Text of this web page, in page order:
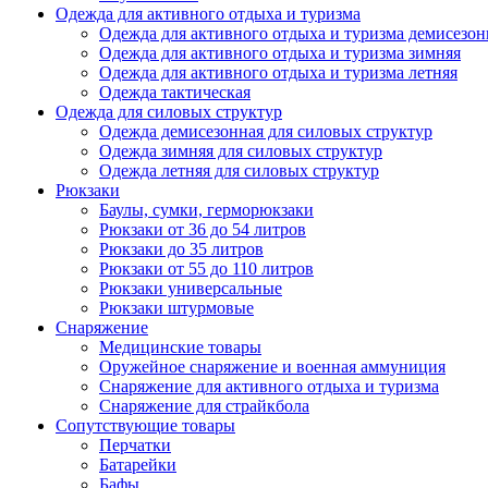
Одежда для активного отдыха и туризма
Одежда для активного отдыха и туризма
Одежда для активного отдыха и туризма зимняя
Одежда для активного отдыха и туризма летняя
Одежда тактическая
Одежда для силовых структур
Одежда демисезонная для силовых структур
Одежда зимняя для силовых структур
Одежда летняя для силовых структур
Рюкзаки
Баулы, сумки, герморюкзаки
Рюкзаки от 36 до 54 литров
Рюкзаки до 35 литров
Рюкзаки от 55 до 110 литров
Рюкзаки универсальные
Рюкзаки штурмовые
Снаряжение
Медицинские товары
Оружейное снаряжение и военная аммуниция
Снаряжение для активного отдыха и туризма
Снаряжение для страйкбола
Сопутствующие товары
Перчатки
Батарейки
Бафы